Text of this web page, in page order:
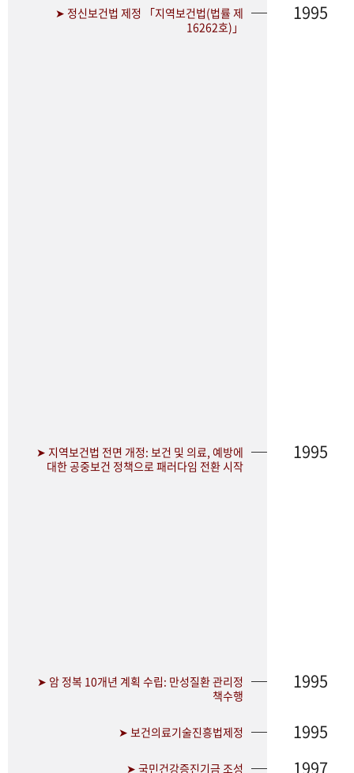
➤ 정신보건법 제정 「지역보건법(법률 제
16262호)」
1995
➤ 지역보건법 전면 개정: 보건 및 의료, 예방에
대한 공중보건 정책으로 패러다임 전환 시작
1995
➤ 암 정복 10개년 계획 수립: 만성질환 관리정
책수행
1995
➤ 보건의료기술진흥법제정 1995
➤ 국민건강증진기금 조성 1997